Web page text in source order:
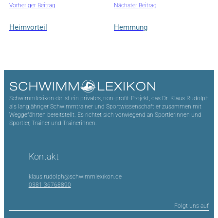
Vorheriger Beitrag
Heimvorteil
Nächster Beitrag
Hemmung
Schwimmlexikon.de ist ein privates, non-profit-Projekt, das Dr. Klaus Rudolph
als langjähriger Schwimmtrainer und Sportwissenschaftler zusammen mit
Weggefährten bereitstellt. Es richtet sich vorwiegend an Sportlerinnen und
Sportler, Trainer und Trainerinnen.
Kontakt
klaus.rudolph@schwimmlexikon.de
0381 36768890
Folgt uns auf